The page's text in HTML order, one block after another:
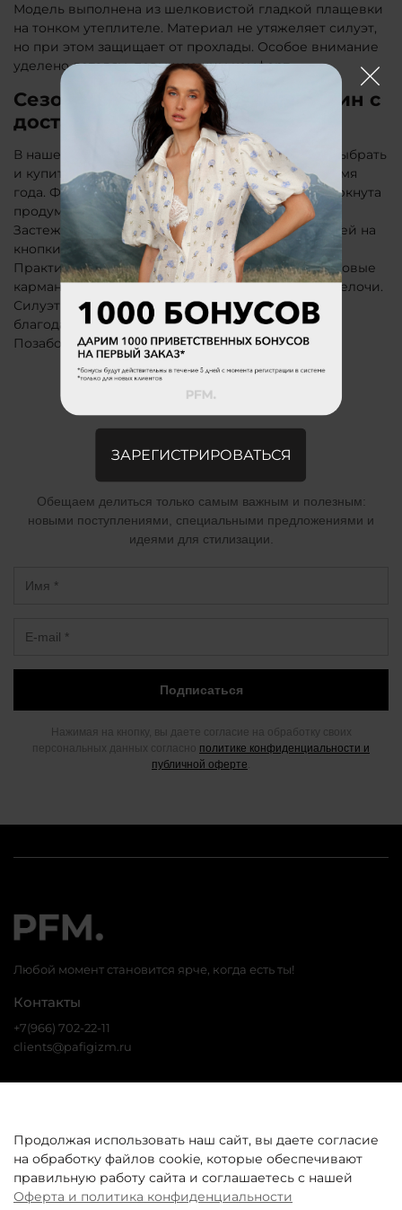
Модель выполнена из шелковистой гладкой плащевки
на тонком утеплителе. Материал не утяжеляет силуэт,
но при этом защищает от прохлады. Особое внимание
уделено деталям, повышающим комфорт.
Сезонная парка PFM для женщин с
доставкой по Луховицам
В нашем интернет-магазине есть возможность выбрать
и купить женскую парку от PFM на холодное время
года. Функциональность верхней одежды подчеркнута
продуманными элементами кроя и фурнитуры.
Застежка на молнию с дополнительной фиксацией на
кнопки обеспечивает защиту от продувания.
Практичность подчеркивают вместительные боковые
карманы на молнии, в которых удобно хранить мелочи.
Силуэт можно легко адаптировать под фигуру
благодаря кулиске со шнурком на уровне бедер.
Позаботимся о быстрой доставке по Луховицам.
РАССЫЛКА PFM.
Обещаем делиться только самым важным и полезным:
новыми поступлениями, специальными предложениями и
идеями для стилизации.
Подписаться
Нажимая на кнопку, вы даете согласие на обработку своих
персональных данных согласно политике конфиденциальности и
публичной оферте
Любой момент становится ярче, когда есть ты!
Покупателям
Контакты
+7(966) 702-22-11
clients@pafigizm.ru
* Запрещенная сеть
Продолжая использовать наш сайт, вы даете согласие
на обработку файлов cookie, которые обеспечивают
правильную работу сайта и соглашаетесь с нашей
Оферта и политика конфиденциальности
ЗАРЕГИСТРИРОВАТЬСЯ